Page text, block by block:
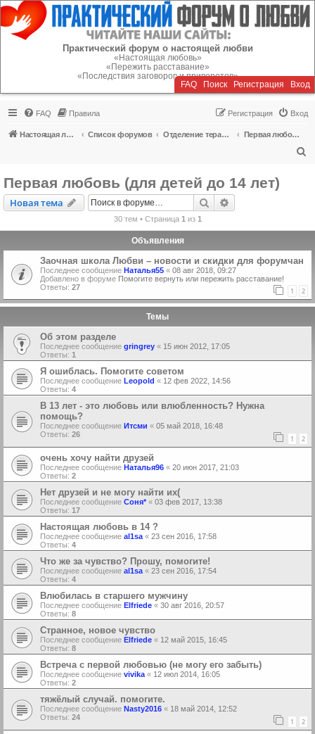
Регистрация
Практический форум о настоящей любви
«Настоящая любовь»
«Пережить расставание»
«Последствия заговоров и приворотов»
FAQ Поиск Регистрация Вход
FAQ Правила Вход
Регистрация
Настоящая любовь Список форумов Отделение терапии
Первая любовь (для детей до 14 лет)
Первая любовь (для детей до 14 лет)
Новая тема
Новаятема Поиск
30 тем • Страница 1 из 1
Объявления
Заочная школа Любви – новости и скидки для форумчан
Последнее сообщение Наталья55 « 08 авг 2018, 09:27
Добавлено в форуме Помогите вернуть или пережить расставание!
Ответы: 27 1 2
Темы
Об этом разделе
Последнее сообщение gringrey « 15 июн 2012, 17:05
Ответы: 1
Я ошиблась. Помогите советом
Последнее сообщение Leopold « 12 фев 2022, 14:56
Ответы: 4
В 13 лет - это любовь или влюбленность? Нужна
помощь?
Последнее сообщение Итсми « 05 май 2018, 16:48
Ответы: 26 1 2
очень хочу найти друзей
Последнее сообщение Наталья96 « 20 июн 2017, 21:03
Ответы: 2
Нет друзей и не могу найти их(
Последнее сообщение Соня*« 03 фев 2017, 13:38
Ответы: 17
Настоящая любовь в 14 ?
Последнее сообщение al1sa « 23 сен 2016, 17:58
Ответы: 4
Что же за чувство? Прошу, помогите!
Последнее сообщение al1sa « 23 сен 2016, 17:54
Ответы: 4
Влюбилась в старшего мужчину
Последнее сообщение Elfriede « 30 авг 2016, 20:57
Ответы: 8
Странное, новое чувство
Последнее сообщение Elfriede « 12 май 2015, 16:45
Ответы: 8
Встреча с первой любовью (не могу его забыть)
Последнее сообщение vivika « 12 июл 2014, 16:05
Ответы: 2
тяжёлый случай. помогите.
Последнее сообщение Nasty2016 « 18 май 2014, 12:52
Ответы: 24 1 2